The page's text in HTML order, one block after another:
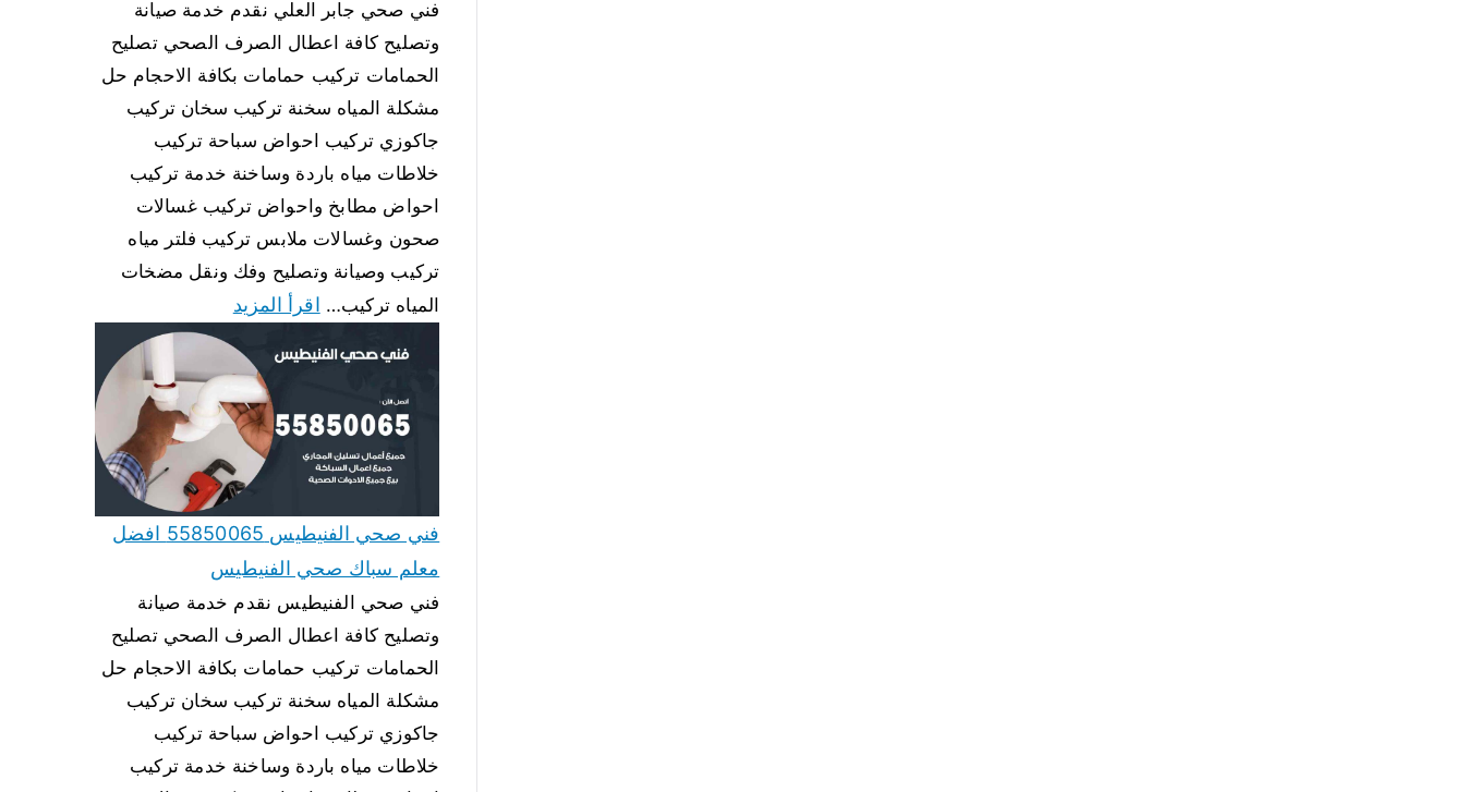
فني صحي جابر العلي نقدم خدمة صيانة
وتصليح كافة اعطال الصرف الصحي تصليح
الحمامات تركيب حمامات بكافة الاحجام حل
مشكلة المياه سخنة تركيب سخان تركيب
جاكوزي تركيب احواض سباحة تركيب
خلاطات مياه باردة وساخنة خدمة تركيب
احواض مطابخ واحواض تركيب غسالات
صحون وغسالات ملابس تركيب فلتر مياه
تركيب وصيانة وتصليح وفك ونقل مضخات
المياه تركيب… اقرأ المزيد
فني صحي الفنيطيس 55850065 افضل
معلم سباك صحي الفنيطيس
فني صحي الفنيطيس نقدم خدمة صيانة
وتصليح كافة اعطال الصرف الصحي تصليح
الحمامات تركيب حمامات بكافة الاحجام حل
مشكلة المياه سخنة تركيب سخان تركيب
جاكوزي تركيب احواض سباحة تركيب
خلاطات مياه باردة وساخنة خدمة تركيب